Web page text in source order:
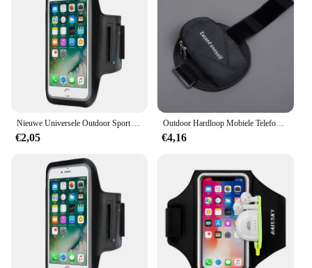
€2,05
Outdoor Hardloop Mobiele Telefoon Arm Tas Sport Telefoon Armband Tas Waterdichte Reflecterende Jogging Case Cover Houder Voor Iphone Samsung
€4,16